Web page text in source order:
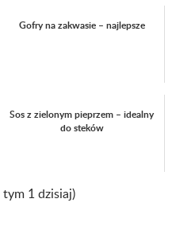
Gofry na zakwasie – najlepsze
Sos z zielonym pieprzem – idealny
do steków
1 dzisiaj)